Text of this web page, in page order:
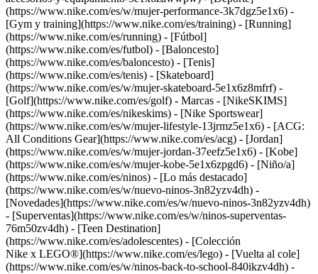
(https://www.nike.com/es/w/mujer-performance-3k7dgz5e1x6) -
[Gym y training](https://www.nike.com/es/training) - [Running]
(https://www.nike.com/es/running) - [Fútbol]
(https://www.nike.com/es/futbol) - [Baloncesto]
(https://www.nike.com/es/baloncesto) - [Tenis]
(https://www.nike.com/es/tenis) - [Skateboard]
(https://www.nike.com/es/w/mujer-skateboard-5e1x6z8mfrf) -
[Golf](https://www.nike.com/es/golf) - Marcas - [NikeSKIMS]
(https://www.nike.com/es/nikeskims) - [Nike Sportswear]
(https://www.nike.com/es/w/mujer-lifestyle-13jrmz5e1x6) - [ACG:
All Conditions Gear](https://www.nike.com/es/acg) - [Jordan]
(https://www.nike.com/es/w/mujer-jordan-37eefz5e1x6) - [Kobe]
(https://www.nike.com/es/w/mujer-kobe-5e1x6zpgd6) - [Niño/a]
(https://www.nike.com/es/ninos) - [Lo más destacado]
(https://www.nike.com/es/w/nuevo-ninos-3n82yzv4dh) -
[Novedades](https://www.nike.com/es/w/nuevo-ninos-3n82yzv4dh)
- [Superventas](https://www.nike.com/es/w/ninos-superventas-
76m50zv4dh) - [Teen Destination]
(https://www.nike.com/es/adolescentes) - [Colección
Nike x LEGO®](https://www.nike.com/es/lego) - [Vuelta al cole]
(https://www.nike.com/es/w/ninos-back-to-school-840ikzv4dh) -